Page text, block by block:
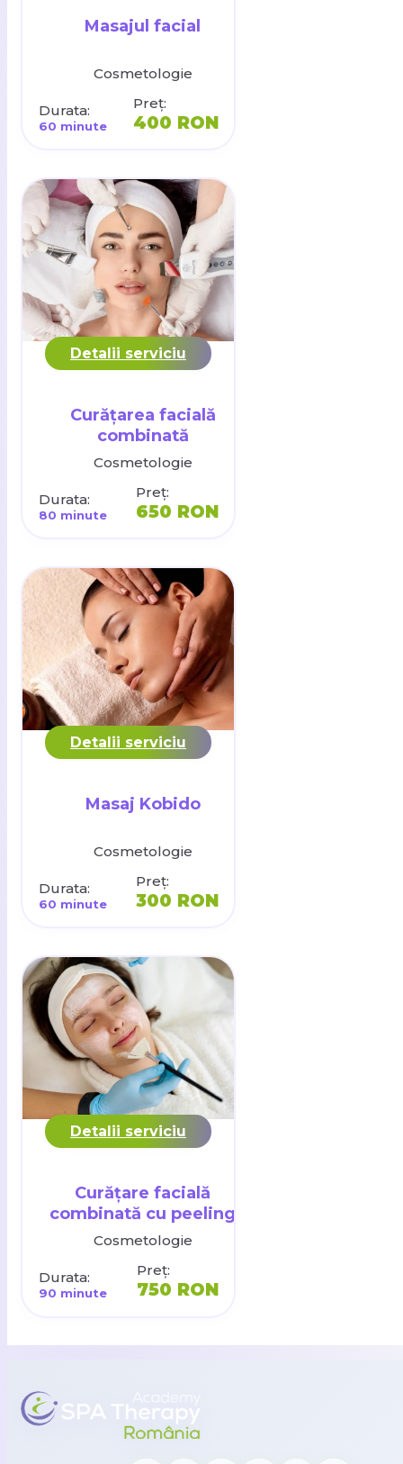
Masajul facial
Cosmetologie
Durata:
60 minute
Preț:
400 RON
Detalii serviciu
Curățarea facială
combinată
Cosmetologie
Durata:
80 minute
Preț:
650 RON
Detalii serviciu
Masaj Kobido
Cosmetologie
Durata:
60 minute
Preț:
300 RON
Detalii serviciu
Curățare facială
combinată cu peeling
Cosmetologie
Durata:
90 minute
Preț:
750 RON